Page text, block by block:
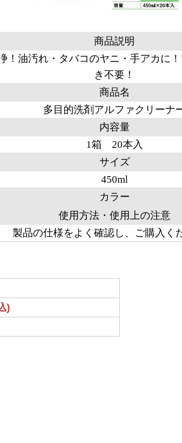
商品説明
！油汚れ・タバコのヤニ・手アカに
き不要！
商品名
多目的洗剤アルファクリーナ
内容量
1箱 20本入
サイズ
450ml
カラー
使用方法・使用上の注意
製品の仕様をよく確認し、ご購入く
)